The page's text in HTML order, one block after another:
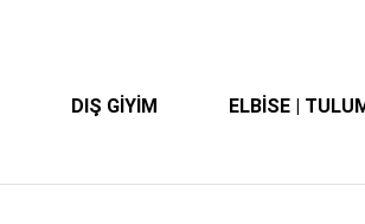
DIŞ GİYİM ELBİSE |